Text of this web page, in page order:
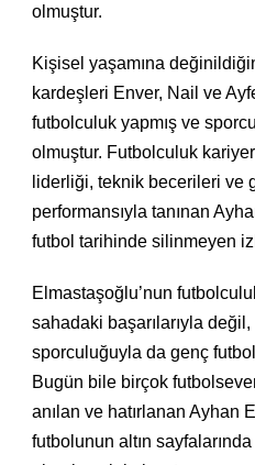
olmuştur.
Kişisel yaşamına
kardeşleri Enver, Nail ve
futbolculuk yapmış ve
olmuştur. Futbolculuk
liderliği, teknik becerileri ve
performansıyla tanınan
futbol tarihinde silinmeyen
Elmastaşoğlu’nun
sahadaki başarılarıyla
sporculuğuyla da genç
Bugün bile birçok
anılan ve hatırlanan Ayhan
futbolunun altın